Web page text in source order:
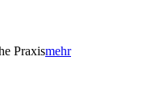
Praxismehr